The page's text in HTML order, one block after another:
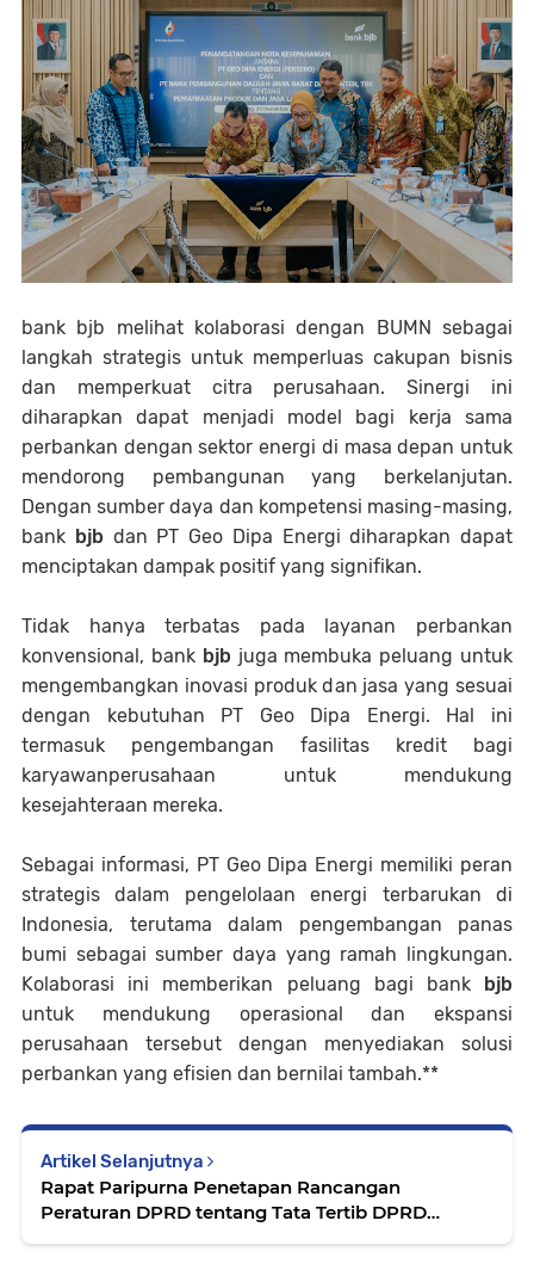
bank bjb melihat kolaborasi dengan BUMN sebagai
langkah strategis untuk memperluas cakupan bisnis
dan memperkuat citra perusahaan. Sinergi ini
diharapkan dapat menjadi model bagi kerja sama
perbankan dengan sektor energi di masa depan untuk
mendorong pembangunan yang berkelanjutan.
Dengan sumber daya dan kompetensi masing-masing,
bank bjb dan PT Geo Dipa Energi diharapkan dapat
menciptakan dampak positif yang signifikan.
Tidak hanya terbatas pada layanan perbankan
konvensional, bank bjb juga membuka peluang untuk
mengembangkan inovasi produk dan jasa yang sesuai
dengan kebutuhan PT Geo Dipa Energi. Hal ini
termasuk pengembangan fasilitas kredit bagi
karyawanperusahaan untuk mendukung
kesejahteraan mereka.
Sebagai informasi, PT Geo Dipa Energi memiliki peran
strategis dalam pengelolaan energi terbarukan di
Indonesia, terutama dalam pengembangan panas
bumi sebagai sumber daya yang ramah lingkungan.
Kolaborasi ini memberikan peluang bagi bank
bjb
untuk mendukung operasional dan ekspansi
perusahaan tersebut dengan menyediakan solusi
perbankan yang efisien dan bernilai tambah.**
Artikel Selanjutnya
Rapat Paripurna Penetapan Rancangan
Peraturan DPRD tentang Tata Tertib DPRD